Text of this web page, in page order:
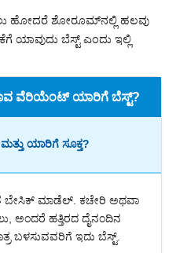
ಹೋದರೆ ಶೋರೂಮ್‌ನಲ್ಲಿ ಹಲವು
ಯಾವುದು ಬೆಸ್ಟ್ ಎಂದು ಇಲ್ಲಿ
ವೆರಿಯೆಂಟ್ ಯಾರಿಗೆ ಬೆಸ್ಟ್?
ಮತ್ತು ಯಾರಿಗೆ ಸೂಕ್ತ?
ಬೇಸಿಕ್ ಮಾಡೆಲ್. ಕಚೇರಿ ಅಥವಾ
ಅಂದರೆ ಹತ್ತಿರದ ದೈನಂದಿನ
ಬಳಸುವವರಿಗೆ ಇದು ಬೆಸ್ಟ್.